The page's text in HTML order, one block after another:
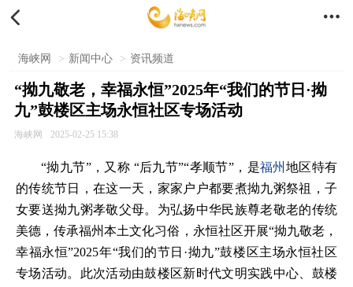
 
海峡网 > 新闻中心 > 资讯频道
“拗九敬老，幸福永恒”2025年“我们的节日·拗
九”鼓楼区主场永恒社区专场活动
海峡网 2025-02-25 15:38
“拗九节”，又称 “后九节”“孝顺节”，是福州 地区特有
的传统节日，在这一天，家家户户都要煮拗九粥祭祖，子
女要送拗九粥孝敬父母。为弘扬中华民族尊老敬老的传统
美德，传承福州本土文化习俗，永恒社区开展“拗九敬老，
幸福永恒”2025年“我们的节日·拗九”鼓楼区主场永恒社区
专场活动。此次活动由鼓楼区新时代文明实践中心、鼓楼